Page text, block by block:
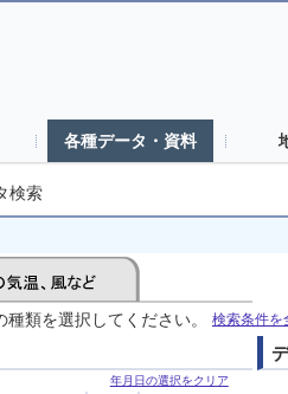
各種データ・資料
検索
類を選択してください。 検索条件を
年月日の選択をクリア